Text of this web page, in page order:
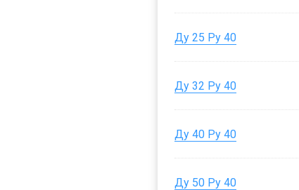
Ду 25 Ру 40
Ду 32 Ру 40
Ду 40 Ру 40
Ду 50 Ру 40